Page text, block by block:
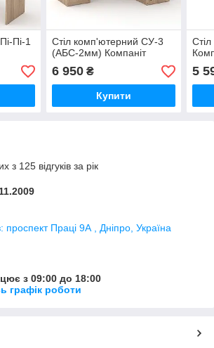
Пі-1
Стіл комп'ютерний СУ-3
(АБС-2мм) Компаніт
6 950₴
Купити
5
з 125 відгуків за рік
Праці 9А , Дніпро, Україна
з 09:00 до 18:00
графік роботи